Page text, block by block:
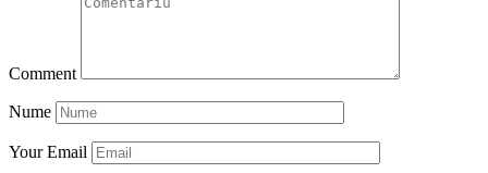
Comment
Nume
Your Email